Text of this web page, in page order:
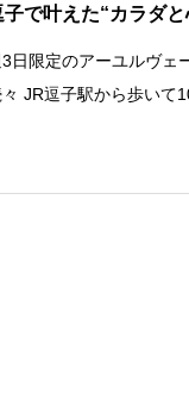
子で叶えた“カラダ
日限定のアーユルヴェ
JR逗子駅から歩いて